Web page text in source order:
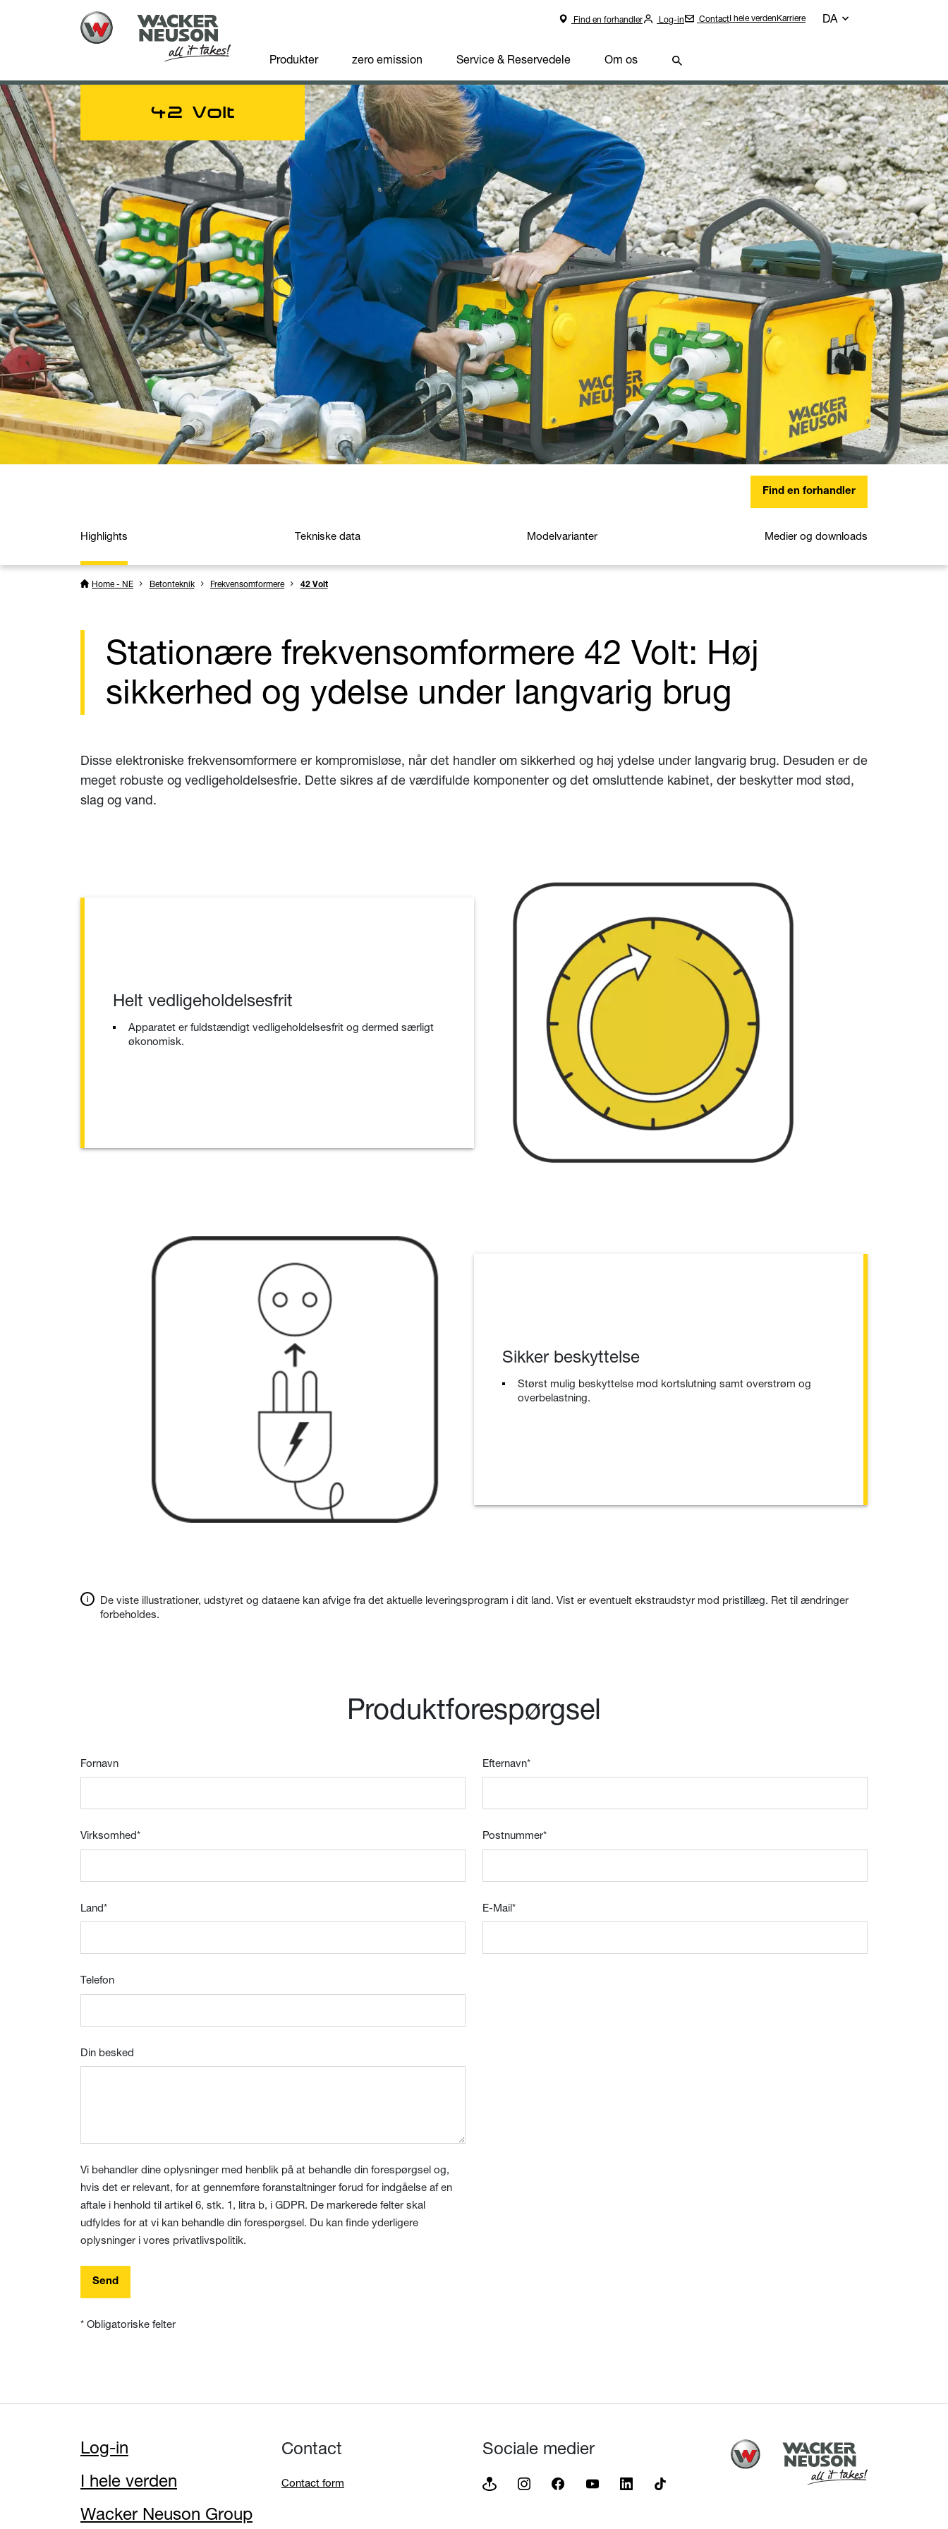
Find en forhandler Log-in ContactI hele verdenKarriere DA
Produkter zero emission Service & Reservedele Om os
42 Volt
Find en forhandler
Highlights Tekniske data Modelvarianter Medier og downloads
Home - NE Betonteknik Frekvensomformere 42 Volt
Stationære frekvensomformere 42 Volt: Høj
sikkerhed og ydelse under langvarig brug
Disse elektroniske frekvensomformere er kompromisløse, når det handler om sikkerhed og høj ydelse under langvarig brug. Desuden er de
meget robuste og vedligeholdelsesfrie. Dette sikres af de værdifulde komponenter og det omsluttende kabinet, der beskytter mod stød,
slag og vand.
Helt vedligeholdelsesfrit
Apparatet er fuldstændigt vedligeholdelsesfrit og dermed særligt
økonomisk.
Sikker beskyttelse
Størst mulig beskyttelse mod kortslutning samt overstrøm og
overbelastning.
De viste illustrationer, udstyret og dataene kan afvige fra det aktuelle leveringsprogram i dit land. Vist er eventuelt ekstraudstyr mod pristillæg. Ret til ændringer
forbeholdes.
Produktforespørgsel
Fornavn Efternavn*
Virksomhed* Postnummer*
Land* E-Mail*
Telefon
Din besked
Vi behandler dine oplysninger med henblik på at behandle din forespørgsel og,
hvis det er relevant, for at gennemføre foranstaltninger forud for indgåelse af en
aftale i henhold til artikel 6, stk. 1, litra b, i GDPR. De markerede felter skal
udfyldes for at vi kan behandle din forespørgsel. Du kan finde yderligere
oplysninger i vores privatlivspolitik.
Send
* Obligatoriske felter
Log-in
I hele verden
Wacker Neuson Group
Contact
Contact form
Sociale medier